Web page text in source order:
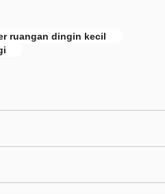
ruangan dingin kecil